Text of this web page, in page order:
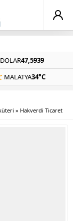
DOLAR47,5939
MALATYA34°C
» Hakverdi Ticaret